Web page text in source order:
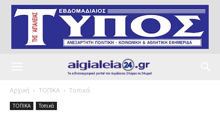
Αρχική ΤΟΠΙΚΑ Τοπικά
ΤΟΠΙΚΑ Τοπικά